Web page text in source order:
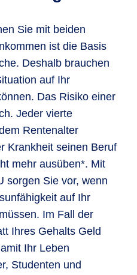
Sie mit beiden
ist die Basis
Deshalb brauchen
auf Ihr
Das Risiko einer
Jeder vierte
Rentenalter
Krankheit seinen Beruf
mehr ausüben*. Mit
sorgen Sie vor, wenn
auf Ihr
Im Fall der
Ihres Gehalts Geld
Ihr Leben
Studenten und